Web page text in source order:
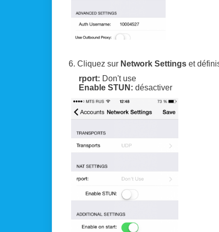
6. Cliquez sur Network Settings et
rport: Don't use
Enable STUN: désactiver